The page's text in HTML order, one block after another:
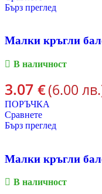
Бърз преглед
Малки кръгли
В наличност
3.07 €(6.00
ПОРЪЧКА
Сравнете
Бърз преглед
Малки кръгли
В наличност